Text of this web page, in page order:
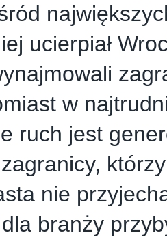
ucierpiał
w
ruch jest
nie
branży